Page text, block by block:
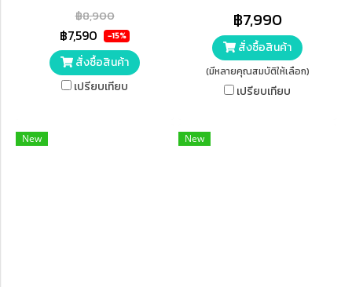
ชั้น มีลิ้นชัก 2 ช่อง มีที่จับ เคลื่อน
ย้ายง่ายสะดวก แข็งแรง มีที่ล็อก
ล้อ 2 ล้อ ขนาด รถ
86*40*60ซม. รองรับน้ำหนักได้
สูงถึง 150 กิโลกรัม มีที่จับ เคลื่อน
฿8,900
฿7,590 -15%
สั่งซื้อสินค้า
เปรียบเทียบ
อเนกประสงค์ ไม่มีลิ้นชัก
฿7,990
สั่งซื้อสินค้า
(มีหลายคุณสมบัติให้เลือก)
เปรียบเทียบ
New New